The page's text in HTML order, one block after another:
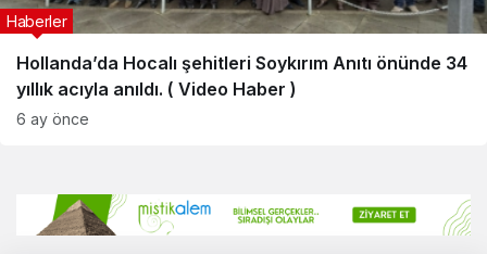
Hollanda’da Hocalı şehitleri Soykırım Anıtı önünde 34
yıllık acıyla anıldı. ( Video Haber )
Haberler
6 ay önce